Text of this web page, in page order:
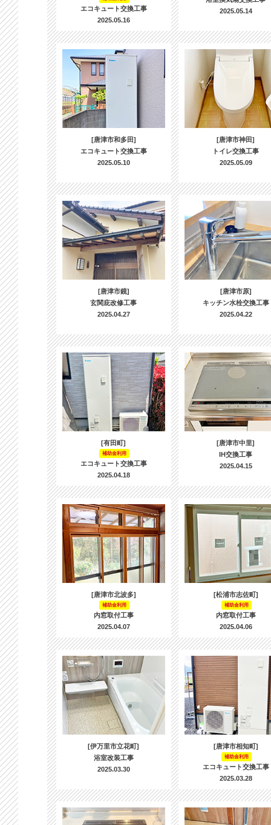
エコキュート交換工事
2025.05.16
2025.05.14
[唐津市和多田]
エコキュート交換工事
2025.05.10
[唐津市神田]
トイレ交換工事
2025.05.09
[唐津市鏡]
玄関庇改修工事
2025.04.27
[唐津市原]
キッチン水栓交換工事
2025.04.22
[有田町]
補助金利用
エコキュート交換工事
2025.04.18
[唐津市中里]
IH交換工事
2025.04.15
[唐津市北波多]
補助金利用
内窓取付工事
2025.04.07
[松浦市志佐町]
補助金利用
内窓取付工事
2025.04.06
[伊万里市立花町]
浴室改装工事
2025.03.30
[唐津市相知町]
補助金利用
エコキュート交換工事
2025.03.28